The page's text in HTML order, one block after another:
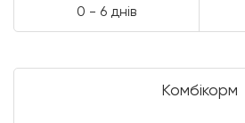
0 - 6 днів
Комбікорм